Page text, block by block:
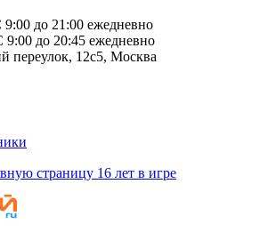
9:00 до 21:00 ежедневно
9:00 до 20:45 ежедневно
переулок, 12с5, Москва
страницу 16 лет в игре